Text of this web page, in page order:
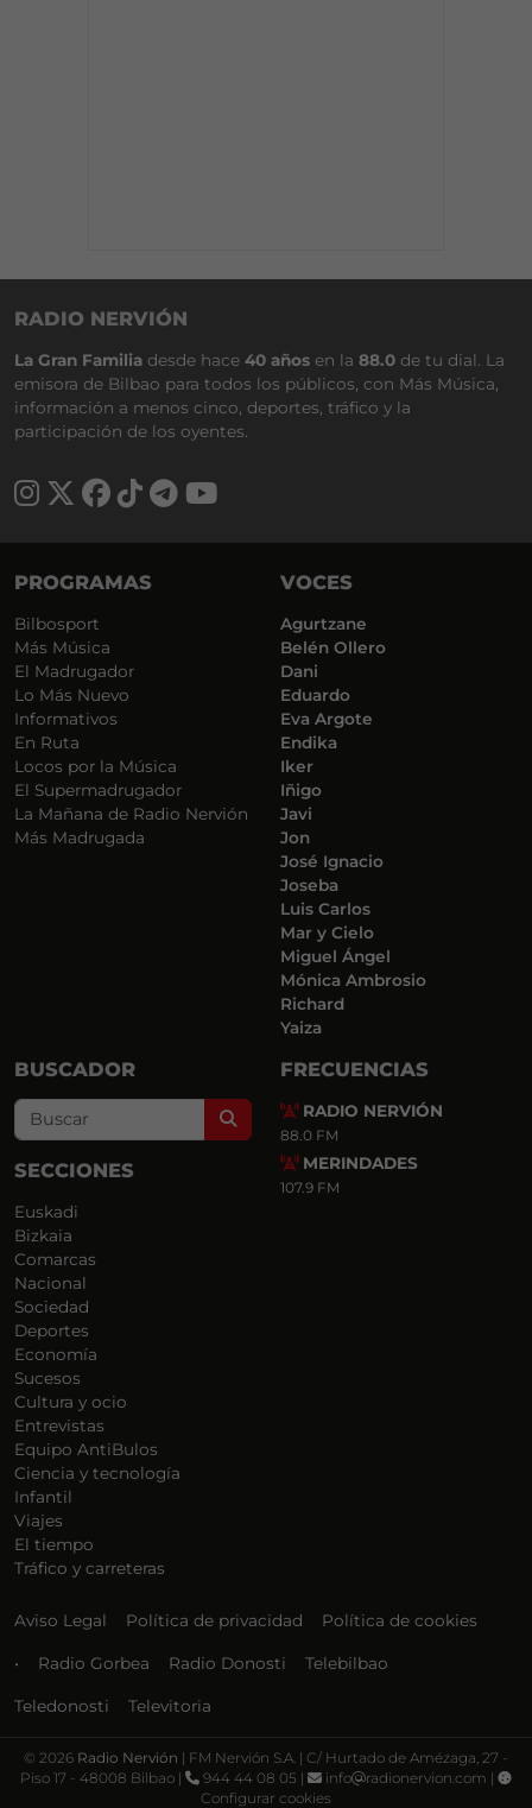
RADIO NERVIÓN
La Gran Familia desde hace 40 años en la 88.0 de tu dial. La
emisora de Bilbao para todos los públicos, con Más Música,
información a menos cinco, deportes, tráfico y la
participación de los oyentes.
PROGRAMAS
Bilbosport
Más Música
El Madrugador
Lo Más Nuevo
Informativos
En Ruta
Locos por la Música
El Supermadrugador
La Mañana de Radio Nervión
Más Madrugada
VOCES
Agurtzane
Belén Ollero
Dani
Eduardo
Eva Argote
Endika
Iker
Iñigo
Javi
Jon
José Ignacio
Joseba
Luis Carlos
Mar y Cielo
Miguel Ángel
Mónica Ambrosio
Richard
Yaiza
BUSCADOR
Search
SECCIONES
Euskadi
Bizkaia
Comarcas
Nacional
Sociedad
Deportes
Economía
Sucesos
Cultura y ocio
Entrevistas
Equipo AntiBulos
Ciencia y tecnología
Infantil
Viajes
El tiempo
Tráfico y carreteras
FRECUENCIAS
RADIO NERVIÓN
88.0 FM
MERINDADES
107.9 FM
Aviso Legal Política de privacidad Política de cookies
• Radio Gorbea Radio Donosti Telebilbao
Teledonosti Televitoria
© 2026 Radio Nervión | FM Nervión S.A. | C/ Hurtado de Amézaga, 27 -
Piso 17 - 48008 Bilbao |
944 44 08 05 | info
radionervion.com |
Configurar cookies